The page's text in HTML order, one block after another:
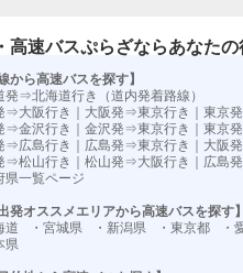
高速バスぷらざならあなた
から高速バスを探す】
発⇒北海道行き（道内発着路線）
⇒大阪行き
大阪発⇒東京行き 東京
⇒金沢行き
金沢発⇒東京行き 東京
⇒広島行き
広島発⇒東京行き 大阪
⇒松山行き
松山発⇒大阪行き 広島
県一覧ページ
発オススメエリアから高速バスを探す】
道
・宮城県 ・新潟県 ・東京都 ・
県